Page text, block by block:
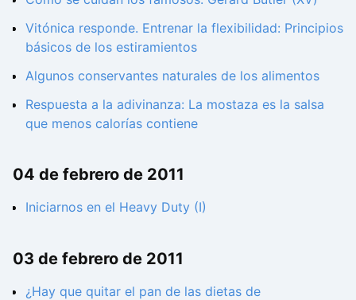
Vitónica responde. Entrenar la flexibilidad: Principios
básicos de los estiramientos
Algunos conservantes naturales de los alimentos
Respuesta a la adivinanza: La mostaza es la salsa
que menos calorías contiene
04 de febrero de 2011
Iniciarnos en el Heavy Duty (I)
03 de febrero de 2011
¿Hay que quitar el pan de las dietas de